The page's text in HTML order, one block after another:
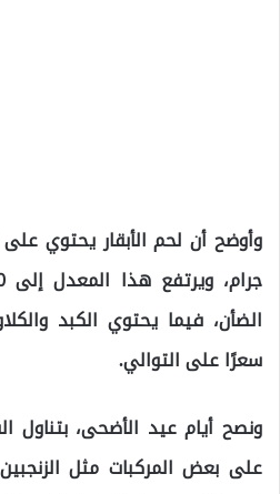
سعرًا على التوالي.
ونصح أيام عيد الأضحى، بتناول
على بعض المركبات مثل